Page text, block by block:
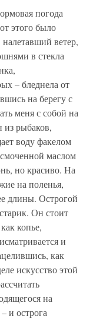
погода
этого было
ветер,
в стекла
– бледнела от
на берегу с
меня с собой на
рыбаков,
воду факелом
маслом
но красиво. На
на поленья,
длины. Острогой
Он стоит
копье,
и
как
искусство этой
на
и острога